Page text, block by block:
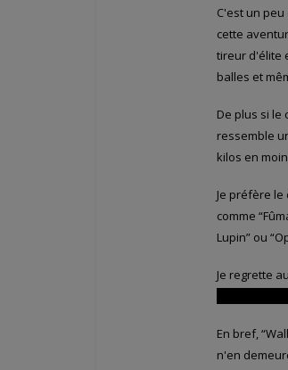
C'est un
cette
tireur d'élite
balles et
De plus si le
ressemble
kilos en
Je préfère
comme
Lupin” ou
Je regrette
En bref,
n'en